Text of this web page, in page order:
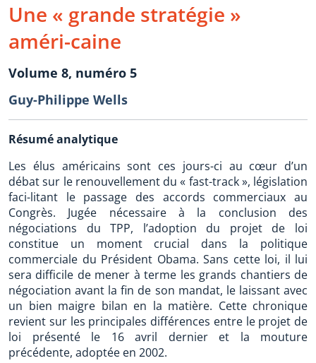
Une « grande stratégie »
améri-caine
Volume 8, numéro 5
Guy-Philippe Wells
Résumé analytique
Les élus américains sont ces jours-ci au cœur d’un
débat sur le renouvellement du « fast-track », législation
faci-litant le passage des accords commerciaux au
Congrès. Jugée nécessaire à la conclusion des
négociations du TPP, l’adoption du projet de loi
constitue un moment crucial dans la politique
commerciale du Président Obama. Sans cette loi, il lui
sera difficile de mener à terme les grands chantiers de
négociation avant la fin de son mandat, le laissant avec
un bien maigre bilan en la matière. Cette chronique
revient sur les principales différences entre le projet de
loi présenté le 16 avril dernier et la mouture
précédente, adoptée en 2002.